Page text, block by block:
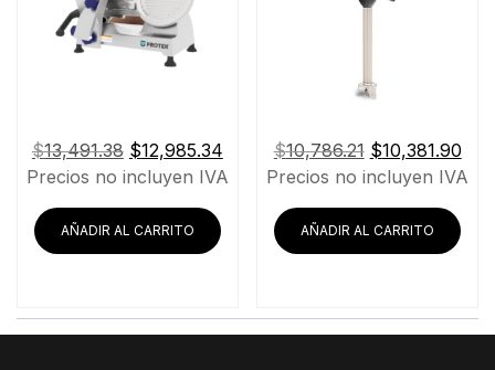
$13,491.38 El
precio
era:
$13,491.38.
$12,985.34El
precio
$12,985.34.
Precios no incluyen IVA
AÑADIR AL CARRITO
$10,786.21 El
precio
era:
$10,786.21.
$10,381.90El
es:
Precios no incluyen IVA
AÑADIR AL CARRITO